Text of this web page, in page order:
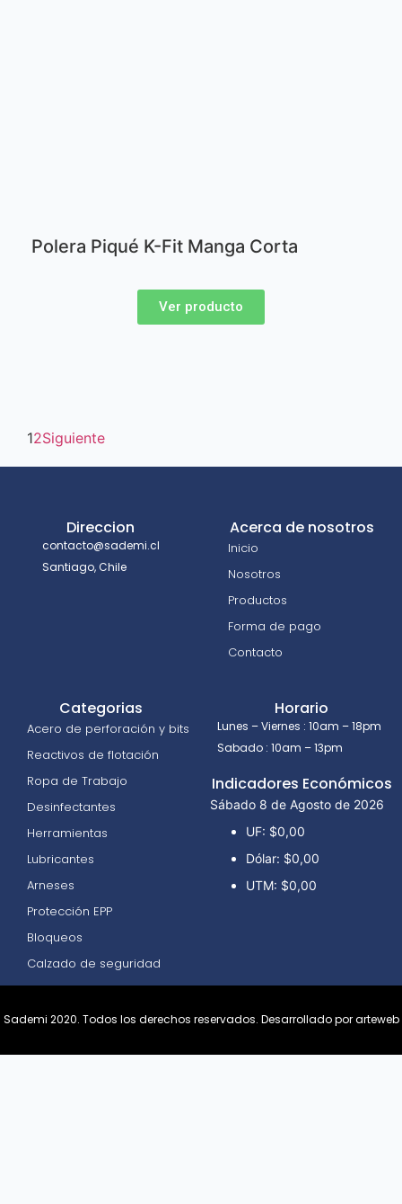
Polera Piqué K-Fit Manga Corta
Ver producto
12Siguiente
Direccion
contacto@sademi.cl
Santiago, Chile
Acerca de nosotros
Inicio
Nosotros
Productos
Forma de pago
Contacto
Categorias
Acero de perforación y bits
Reactivos de flotación
Ropa de Trabajo
Desinfectantes
Herramientas
Lubricantes
Arneses
Protección EPP
Bloqueos
Calzado de seguridad
Horario
Lunes – Viernes : 10am – 18pm
Sabado : 10am – 13pm
Indicadores Económicos
Sábado 8 de Agosto de 2026
UF: $0,00
Dólar: $0,00
UTM: $0,00
Sademi 2020. Todos los derechos reservados. Desarrollado por arteweb